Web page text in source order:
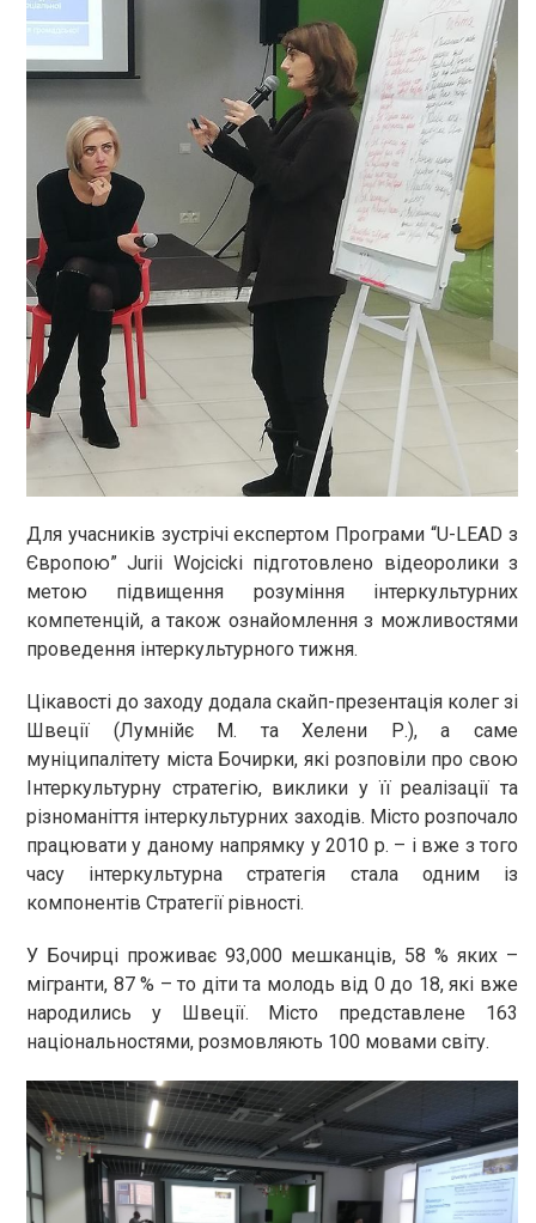
Для учасників зустрічі експертом Програми “U-LEAD з
Європою” Jurii Wojcicki підготовлено відеоролики з
метою підвищення розуміння інтеркультурних
компетенцій, а також ознайомлення з можливостями
проведення інтеркультурного тижня.
Цікавості до заходу додала скайп-презентація колег зі
Швеції (Лумнійє М. та Хелени Р.), а саме
муніципалітету міста Бочирки, які розповіли про свою
Інтеркультурну стратегію, виклики у її реалізації та
різноманіття інтеркультурних заходів. Місто розпочало
працювати у даному напрямку у 2010 р. – і вже з того
часу інтеркультурна стратегія стала одним із
компонентів Стратегії рівності.
У Бочирці проживає 93,000 мешканців, 58 % яких –
мігранти, 87 % – то діти та молодь від 0 до 18, які вже
народились у Швеції. Місто представлене 163
національностями, розмовляють 100 мовами світу.